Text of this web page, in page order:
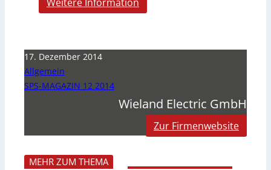
17. Dezember 2014
Allgemein
SPS-MAGAZIN 12 2014
Wieland Electric GmbH
Zur Firmenwebsite
MEHR ZUM THEMA